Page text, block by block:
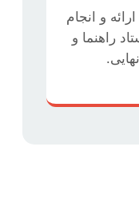
و انجام
راهنما و